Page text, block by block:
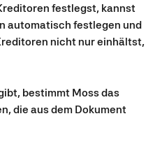
festlegst, kannst
automatisch festlegen und
nicht nur einhältst,
bestimmt Moss das
die aus dem Dokument